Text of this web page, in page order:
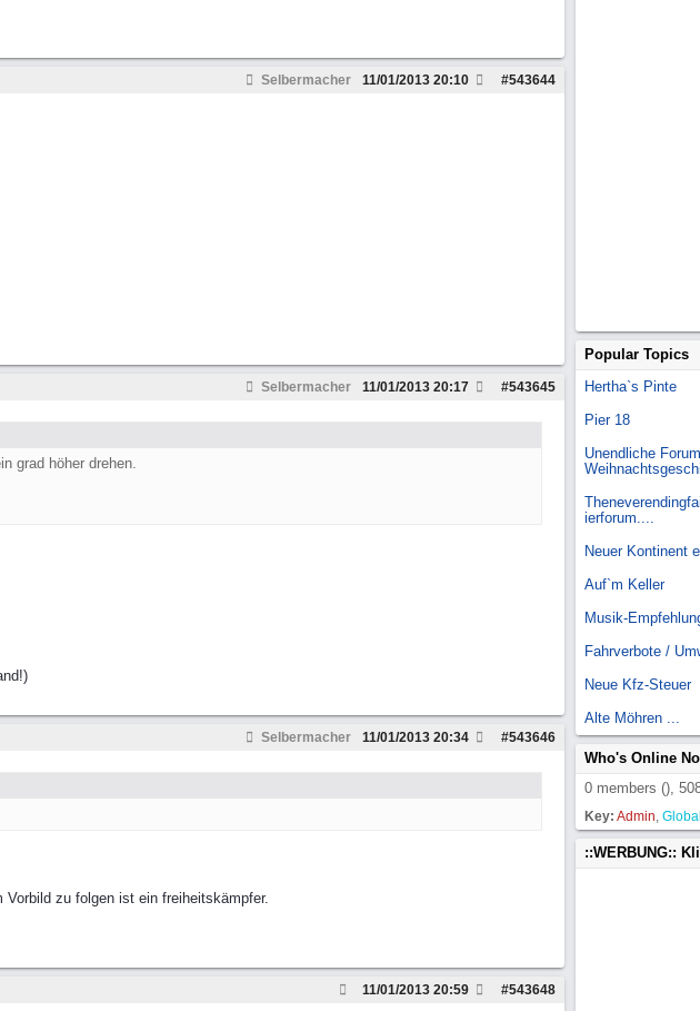
Selbermacher #543644
11/01/2013 20:10
Selbermacher #543645
11/01/2013 20:17
grad höher drehen.
Selbermacher #543646
11/01/2013 20:34
zu folgen ist ein freiheitskämpfer.
#543648
11/01/2013 20:59
Popular Topics
Hertha`s Pinte
Pier 18
Unendliche
ierforum....
Neuer Kontinent
Auf`m Keller
Musik-
Fahrverbote /
Neue Kfz-Steuer
Alte Möhren ...
Who's Online
0 members (),
Key: Admin,
::WERBUNG::